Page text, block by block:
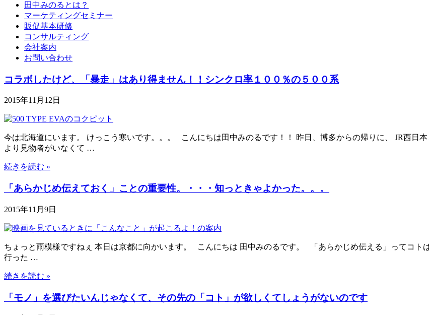
田中みのるとは？
マーケティングセミナー
販促基本研修
コンサルティング
会社案内
お問い合わせ
コラボしたけど、「暴走」はあり得ません！！シンクロ率１００％の５００系
2015年11月12日
今は北海道にいます。 けっこう寒いです。。。 こんにちは田中みのるです！！ 昨日、博多からの帰りに、 JR西日
より見物者がいなくて …
続きを読む »
「あらかじめ伝えておく」ことの重要性。・・・知っときゃよかった。。。
2015年11月9日
ちょっと雨模様ですねぇ 本日は京都に向かいます。 こんにちは 田中みのるです。 「あらかじめ伝える」ってコ
行った …
続きを読む »
「モノ」を選びたいんじゃなくて、その先の「コト」が欲しくてしょうがないのです